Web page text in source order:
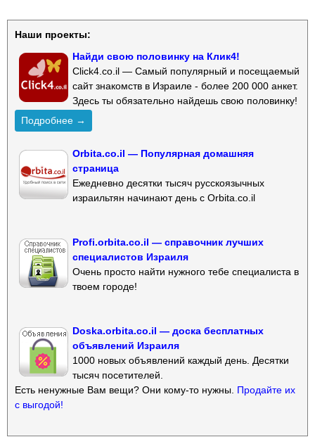
Наши проекты:
Найди свою половинку на Клик4!
Click4.co.il — Самый популярный и посещаемый
сайт знакомств в Израиле - более 200 000 анкет.
Здесь ты обязательно найдешь свою половинку!
Подробнее →
Orbita.co.il — Популярная домашняя
страница
Ежедневно десятки тысяч русскоязычных
израильтян начинают день с Orbita.co.il
Profi.orbita.co.il — справочник лучших
специалистов Израиля
Очень просто найти нужного тебе специалиста в
твоем городе!
Doska.orbita.co.il — доска бесплатных
объявлений Израиля
1000 новых объявлений каждый день. Десятки
тысяч посетителей.
Есть ненужные Вам вещи? Они кому-то нужны. Продайте их
с выгодой!